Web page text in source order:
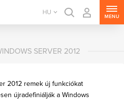
HU
MENU
SERVER 2012
2012 remek új funkciókat
újradefiniálják a Windows